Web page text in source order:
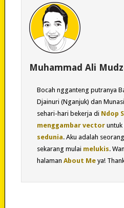
Muhammad Ali
Bocah ngganteng putranya
Djainuri (Nganjuk) dan
sehari-hari bekerja di Ndop
menggambar vectoruntuk
sedunia. Aku adalah
sekarang mulai melukis.
halaman About Meya!